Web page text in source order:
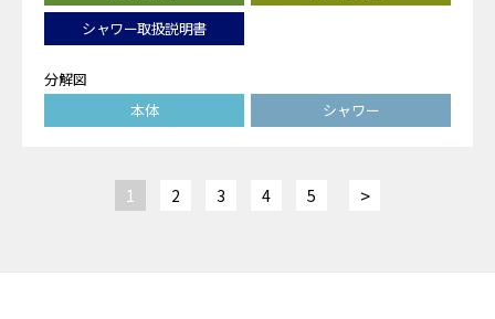
シャワー取扱説明書
分解図
本体
シャワー
1 2 3 4 5 >